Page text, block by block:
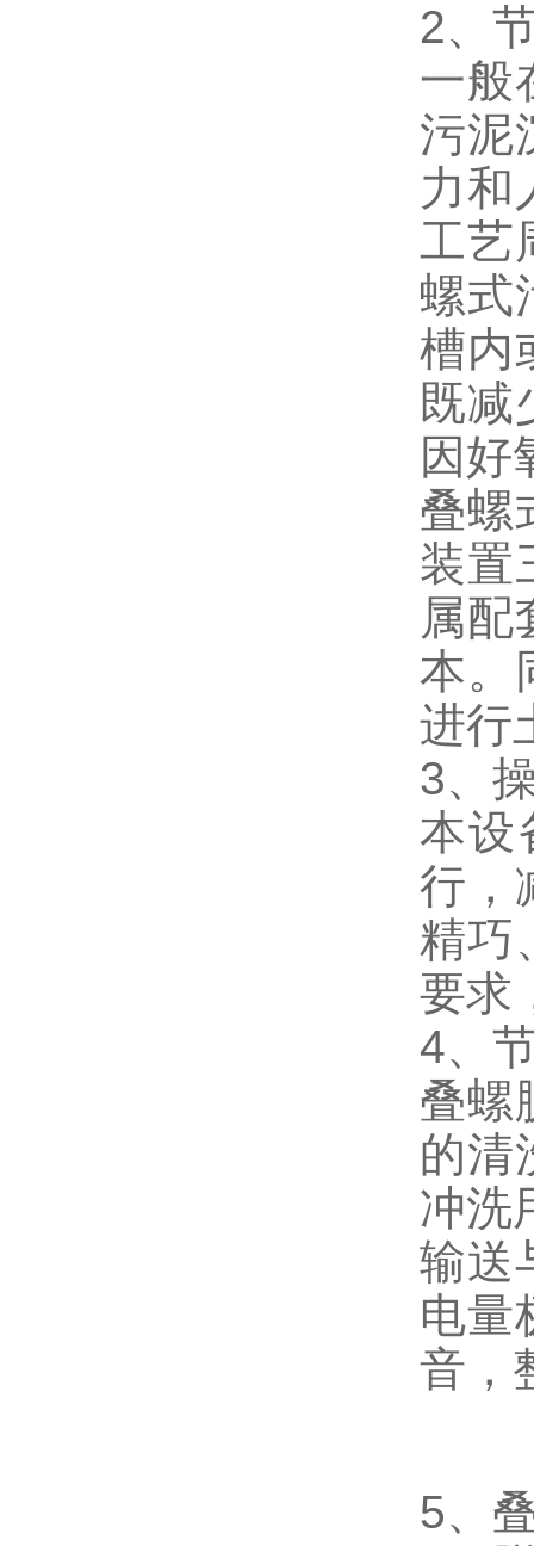
2、
一般
污泥
力和
工艺
螺式
槽内
既减
因好
叠螺
装置
属配
本。
进行
3、
本设
行，
精巧
要求
4、
叠螺
的清
冲洗
输送
电量
音，
5、